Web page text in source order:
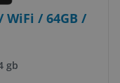
WiFi / 64GB /
gb